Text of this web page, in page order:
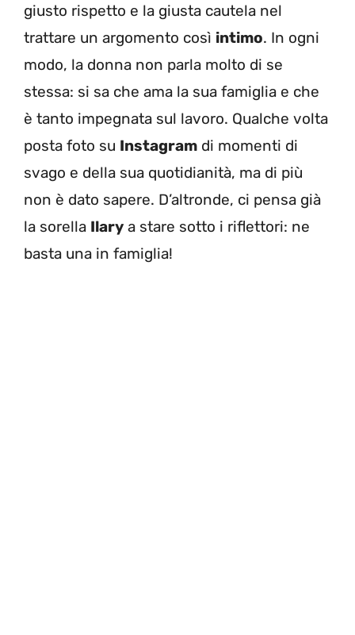
giusto rispetto e la giusta cautela nel
trattare un argomento così intimo. In ogni
modo, la donna non parla molto di se
stessa: si sa che ama la sua famiglia e che
è tanto impegnata sul lavoro. Qualche volta
posta foto su Instagram di momenti di
svago e della sua quotidianità, ma di più
non è dato sapere. D’altronde, ci pensa già
la sorella Ilary a stare sotto i riflettori: ne
basta una in famiglia!